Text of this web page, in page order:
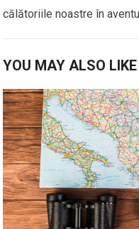
călătoriile noastre în
YOU MAY ALSO LIKE